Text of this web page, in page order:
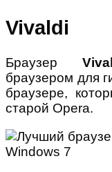
Vivaldi
Браузер
браузером для
браузере,
старой Opera.